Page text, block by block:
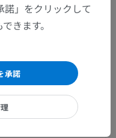
」をクリックして
きます。
承諾